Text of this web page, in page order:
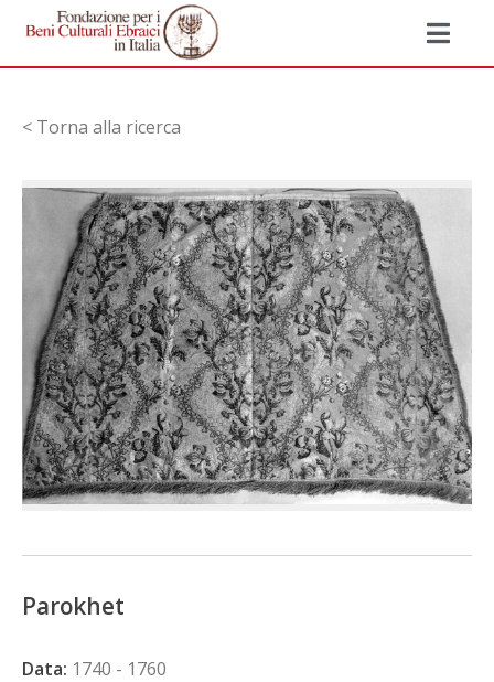
< Torna alla ricerca
Parokhet
Data: 1740 - 1760